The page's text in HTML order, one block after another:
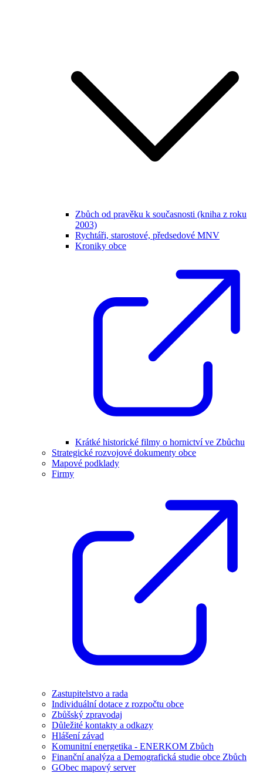
Zbůch od pravěku k současnosti (kniha z roku
2003)
Rychtáři, starostové, předsedové MNV
Kroniky obce
Krátké historické filmy o hornictví ve Zbůchu
Strategické rozvojové dokumenty obce
Mapové podklady
Firmy
Zastupitelstvo a rada
Individuální dotace z rozpočtu obce
Zbůšský zpravodaj
Důležité kontakty a odkazy
Hlášení závad
Komunitní energetika - ENERKOM Zbůch
Finanční analýza a Demografická studie obce Zbůch
GObec mapový server